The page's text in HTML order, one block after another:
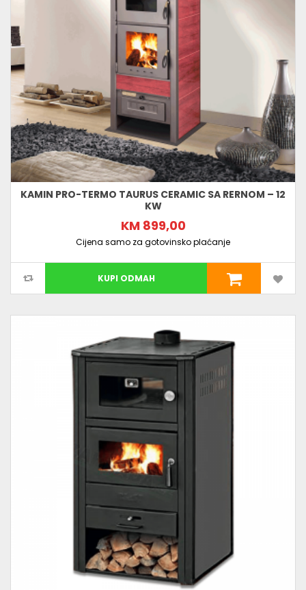
KAMIN PRO-TERMO TAURUS CERAMIC SA RERNOM – 12
KW
KM 899,00
Cijena samo za gotovinsko plaćanje
KUPI ODMAH